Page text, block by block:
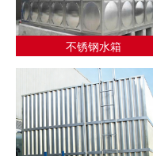
不锈钢水箱